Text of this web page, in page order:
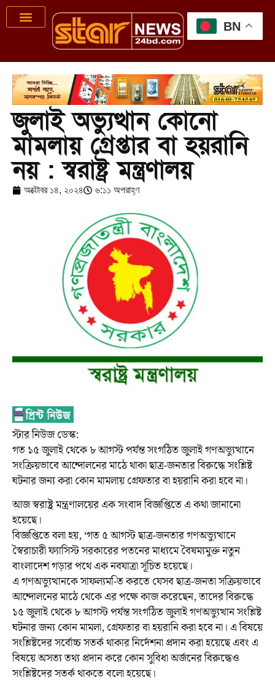
জুলাই অভ্যুত্থান কোনো
মামলায় গ্রেপ্তার বা হয়রানি
নয় : স্বরাষ্ট্র মন্ত্রণালয়
অক্টোবর ১৪, ২০২৪ ৬:১১ অপরাহ্ণ
স্টার নিউজ ডেস্ক:
গত ১৫ জুলাই থেকে ৮ আগস্ট পর্যন্ত সংগঠিত জুলাই গণঅভ্যুত্থানে
সংক্রিয়ভাবে আন্দোলনের মাঠে থাকা ছাত্র-জনতার বিরুদ্ধে সংশ্লিষ্ট
ঘটনার জন্য করা কোন মামলায় গ্রেফতার বা হয়রানি করা হবে না।
আজ স্বরাষ্ট্র মন্ত্রণালয়ের এক সংবাদ বিজ্ঞপ্তিতে এ কথা জানানো
হয়েছে।
বিজ্ঞপ্তিতে বলা হয়, ‘গত ৫ আগস্ট ছাত্র-জনতার গণঅভ্যুত্থানে
স্বৈরাচারী ফ্যাসিস্ট সরকারের পতনের মাধ্যমে বৈষম্যমুক্ত নতুন
বাংলাদেশ গড়ার পথে এক নবযাত্রা সূচিত হয়েছে।
এ গণঅভ্যুত্থানকে সাফল্যম-িত করতে যেসব ছাত্র-জনতা সক্রিয়ভাবে
আন্দোলনের মাঠে থেকে এর পক্ষে কাজ করেছেন, তাদের বিরুদ্ধে
১৫ জুলাই থেকে ৮ আগস্ট পর্যন্ত সংগঠিত জুলাই গণঅভ্যুত্থান সংশ্লিষ্ট
ঘটনার জন্য কোন মামলা, গ্রেফতার বা হয়রানি করা হবে না। এ বিষয়ে
সংশ্লিষ্টদের সর্বোচ্চ সতর্ক থাকার নির্দেশনা প্রদান করা হয়েছে এবং এ
বিষয়ে অসত্য তথ্য প্রদান করে কোন সুবিধা অর্জনের বিরুদ্ধেও
সংশ্লিষ্টদের সতর্ক থাকতে বলো হয়েছে।
BN